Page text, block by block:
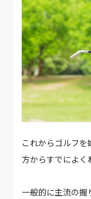
これからゴルフを
方からすでによく
一般的に主流の握